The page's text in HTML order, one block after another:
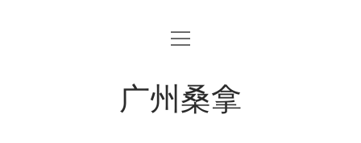
open
menu
广州桑拿